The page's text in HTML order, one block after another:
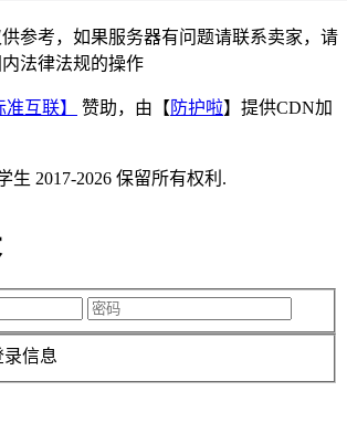
参考，如果服务器有问题请联系卖家，请
法律法规的操作
准互联】 赞助，由【 防护啦】提供CDN加
生 2017-2026 保留所有权利.
信息